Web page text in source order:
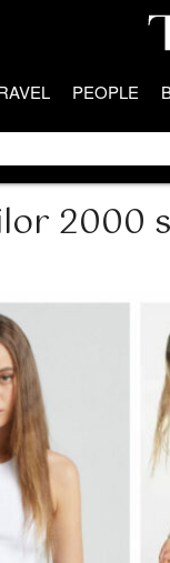
PEOPLE
2000